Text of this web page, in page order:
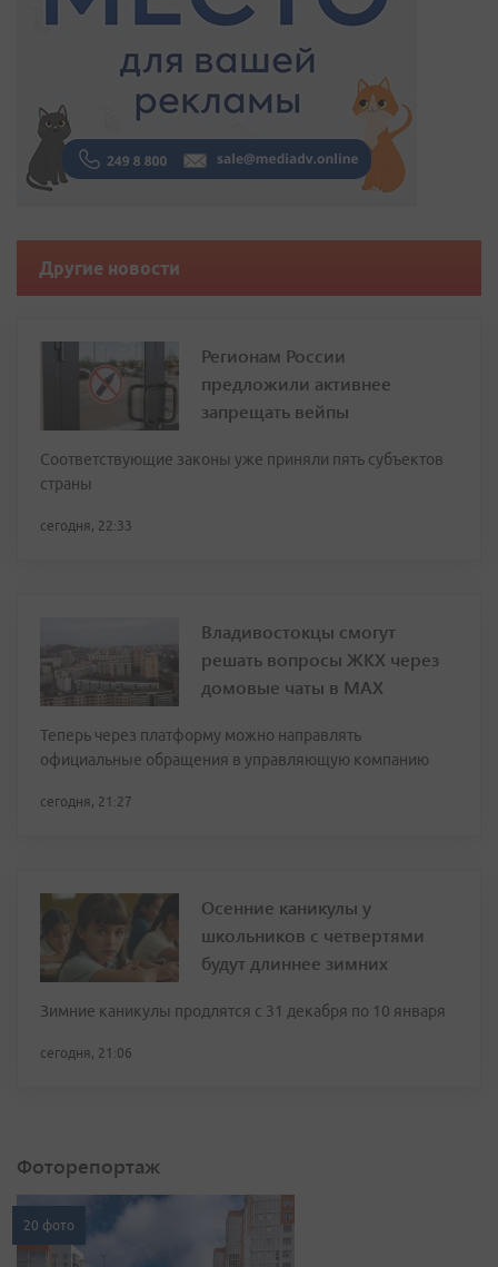
Другие новости
Регионам России
предложили активнее
запрещать вейпы
Соответствующие законы уже приняли пять субъектов
страны
сегодня, 22:33
Владивостокцы смогут
решать вопросы ЖКХ через
домовые чаты в МАХ
Теперь через платформу можно направлять
официальные обращения в управляющую компанию
сегодня, 21:27
Осенние каникулы у
школьников с четвертями
будут длиннее зимних
Зимние каникулы продлятся с 31 декабря по 10 января
сегодня, 21:06
Фоторепортаж
20 фото